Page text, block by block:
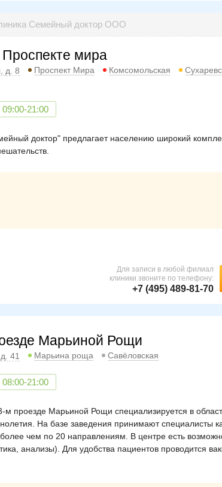
Семейный доктор ООО
мира
д. 8 Проспект Мира Комсомольская
09:00-21:00
доктор" предлагает населению широкий
Для записи в любой филиал
клиники звоните по телефону:
+7 (495) 489-81-70
Марьиной Рощи
41 Марьина роща Савёловская
08:00-21:00
проезде Марьиной Рощи специализируется в
На базе заведения принимают специалисты
чем по 20 направлениям. В центре есть
анализы). Для удобства пациентов проводится